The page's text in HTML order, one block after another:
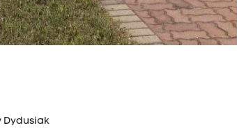
Dydusiak